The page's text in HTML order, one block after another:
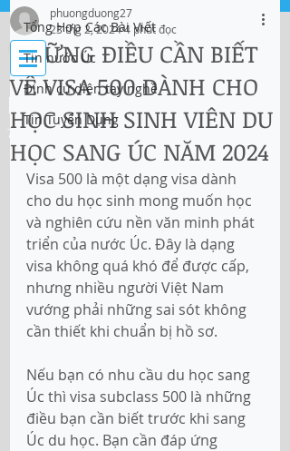
IMMI Centre
Tư vấn Di trú, Doanh Nghiệp và Du Học
Tổng Hợp Các Bài Viết
Tin nước Úc
Định cư diện tay nghề
Tin Tuyển Dụng
NHỮNG ĐIỀU CẦN BIẾT
VỀ VISA 500 DÀNH CHO
HỌC SINH SINH VIÊN DU
HỌC SANG ÚC NĂM 2024
phuongduong27
23 thg 2, 20244 phút đọc
Visa 500 là một dạng visa dành
cho du học sinh mong muốn học
và nghiên cứu nền văn minh phát
triển của nước Úc. Đây là dạng
visa không quá khó để được cấp,
nhưng nhiều người Việt Nam
vướng phải những sai sót không
cần thiết khi chuẩn bị hồ sơ.
Nếu bạn có nhu cầu du học sang
Úc thì visa subclass 500 là những
điều bạn cần biết trước khi sang
Úc du học. Bạn cần đáp ứng